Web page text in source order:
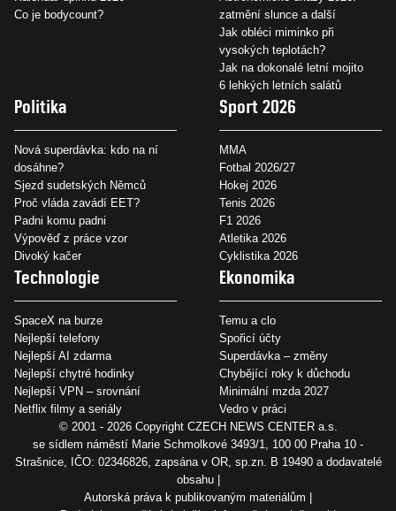
Co je bodycount?
zatmění slunce a další
Jak obléci miminko při
vysokých teplotách?
Jak na dokonalé letní mojito
6 lehkých letních salátů
Politika
Nová superdávka: kdo na ní
dosáhne?
Sjezd sudetských Němců
Proč vláda zavádí EET?
Padni komu padni
Výpověď z práce vzor
Divoký kačer
Sport 2026
MMA
Fotbal 2026/27
Hokej 2026
Tenis 2026
F1 2026
Atletika 2026
Cyklistika 2026
Technologie
SpaceX na burze
Nejlepší telefony
Nejlepší AI zdarma
Nejlepší chytré hodinky
Nejlepší VPN – srovnání
Netflix filmy a seriály
Ekonomika
Temu a clo
Spořicí účty
Superdávka – změny
Chybějící roky k důchodu
Minimální mzda 2027
Vedro v práci
© 2001 - 2026 Copyright CZECH NEWS CENTER a.s.
se sídlem náměstí Marie Schmolkové 3493/1, 100 00 Praha 10 -
Strašnice, IČO: 02346826, zapsána v OR, sp.zn. B 19490 a dodavatelé
obsahu
Autorská práva k publikovaným materiálům